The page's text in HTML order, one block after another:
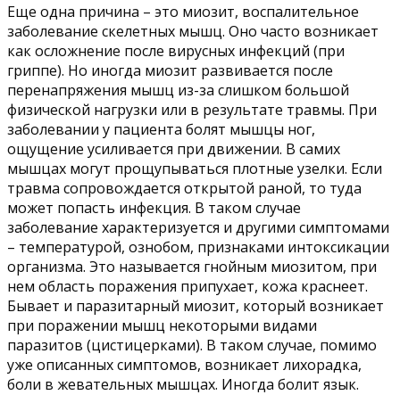
Еще одна причина – это миозит, воспалительное
заболевание скелетных мышц. Оно часто возникает
как осложнение после вирусных инфекций (при
гриппе). Но иногда миозит развивается после
перенапряжения мышц из-за слишком большой
физической нагрузки или в результате травмы. При
заболевании у пациента болят мышцы ног,
ощущение усиливается при движении. В самих
мышцах могут прощупываться плотные узелки. Если
травма сопровождается открытой раной, то туда
может попасть инфекция. В таком случае
заболевание характеризуется и другими симптомами
– температурой, ознобом, признаками интоксикации
организма. Это называется гнойным миозитом, при
нем область поражения припухает, кожа краснеет.
Бывает и паразитарный миозит, который возникает
при поражении мышц некоторыми видами
паразитов (цистицерками). В таком случае, помимо
уже описанных симптомов, возникает лихорадка,
боли в жевательных мышцах. Иногда болит язык.